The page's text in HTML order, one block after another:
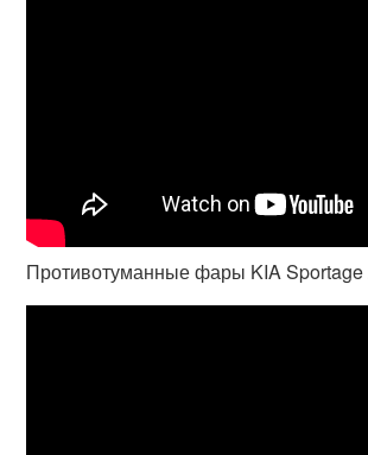
Противотуманные фары KIA Sportage